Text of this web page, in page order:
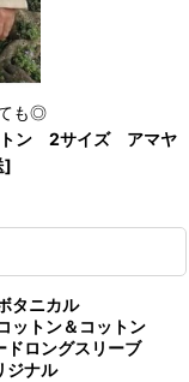
も◎
ン 2サイズ アマヤ
]
タニカル
ットン＆コットン
ドロングスリーブ
ナル